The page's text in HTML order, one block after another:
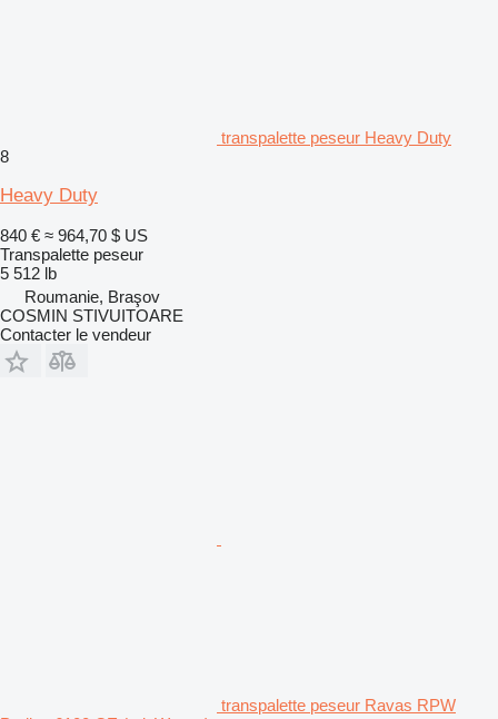
transpalette peseur Heavy Duty
8
Heavy Duty
840 € ≈ 964,70 $ US
Transpalette peseur
5 512 lb
Roumanie, Braşov
COSMIN STIVUITOARE
Contacter le vendeur
transpalette peseur Ravas RPW